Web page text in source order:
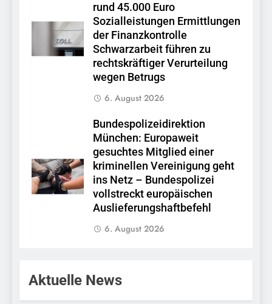
rund 45.000 Euro
Sozialleistungen Ermittlungen
der Finanzkontrolle
Schwarzarbeit führen zu
rechtskräftiger Verurteilung
wegen Betrugs
6. August 2026
Bundespolizeidirektion
München: Europaweit
gesuchtes Mitglied einer
kriminellen Vereinigung geht
ins Netz – Bundespolizei
vollstreckt europäischen
Auslieferungshaftbefehl
6. August 2026
Aktuelle News